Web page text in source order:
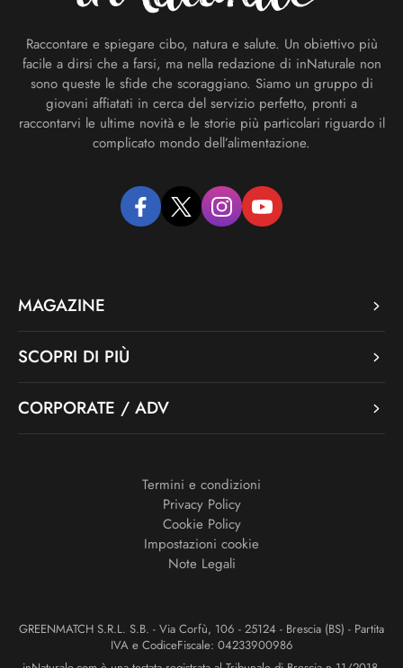
Raccontare e spiegare cibo, natura e salute. Un obiettivo più
facile a dirsi che a farsi, ma nella redazione di inNaturale non
sono queste le sfide che scoraggiano. Siamo un gruppo di
giovani affiatati in cerca del servizio perfetto, pronti a
raccontarvi le ultime novità e le storie più particolari riguardo il
complicato mondo dell’alimentazione.
facebooktwitter instagramyoutube
MAGAZINE
SCOPRI DI PIÙ
CORPORATE / ADV
Termini e condizioni
Privacy Policy
Cookie Policy
Impostazioni cookie
Note Legali
GREENMATCH S.R.L. S.B. - Via Corfù, 106 - 25124 - Brescia (BS) - Partita
IVA e CodiceFiscale: 04233900986